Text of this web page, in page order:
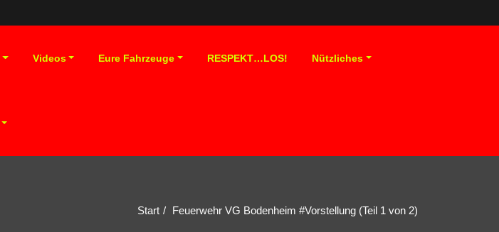
Videos Eure Fahrzeuge RESPEKT…LOS! Nützliches
Start Feuerwehr VG Bodenheim #Vorstellung (Teil 1 von 2)